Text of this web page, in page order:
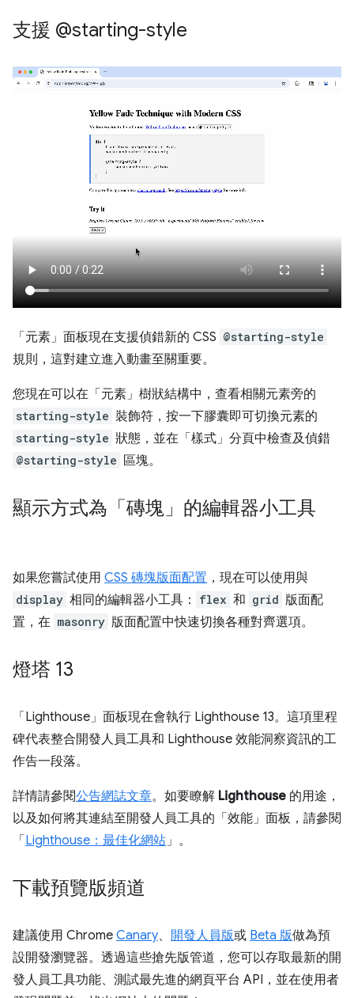
支援 @starting-style
「元素」 面板現在支援偵錯新的 CSS @starting-style
規則，這對建立進入動畫至關重要。
您現在可以在「元素」 樹狀結構中，查看相關元素旁的
starting-style 裝飾符，按一下膠囊即可切換元素的
starting-style 狀態，並在「樣式」 分頁中檢查及偵錯
@starting-style 區塊。
顯示方式為「磚塊」的編輯器小工具
如果您嘗試使用 CSS 磚塊版面配置 ，現在可以使用與
display 相同的編輯器小工具： flex 和 grid 版面配
置，在 masonry 版面配置中快速切換各種對齊選項。
燈塔 13
「Lighthouse」 面板現在會執行 Lighthouse 13。這項里程
碑代表整合開發人員工具和 Lighthouse 效能洞察資訊的工
作告一段落。
詳情請參閱公告網誌文章。如要瞭解 Lighthouse 的用途，
以及如何將其連結至開發人員工具的「效能」面板，請參閱
「 Lighthouse：最佳化網站」。
下載預覽版頻道
建議使用 Chrome Canary、 開發人員版或 Beta 版做為預
設開發瀏覽器。透過這些搶先版管道，您可以存取最新的開
發人員工具功能、測試最先進的網頁平台 API，並在使用者